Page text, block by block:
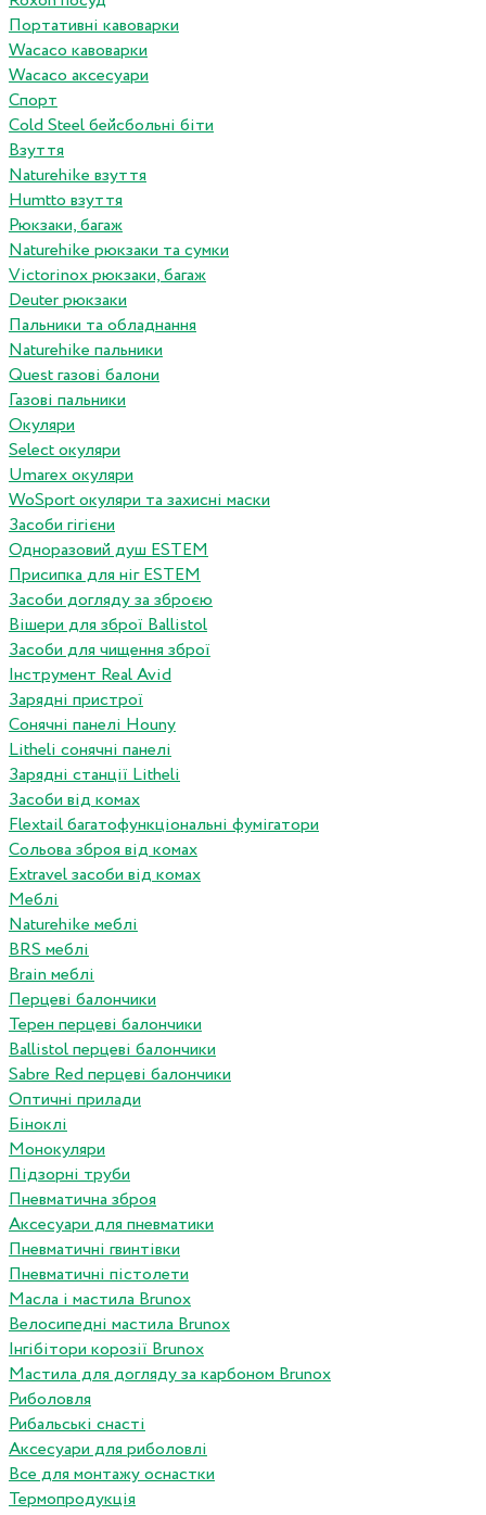
Портативні кавоварки
Wacaco кавоварки
Wacaco аксесуари
Спорт
Cold Steel бейсбольні біти
Взуття
Naturehike взуття
Humtto взуття
Рюкзаки, багаж
Naturehike рюкзаки та сумки
Victorinox рюкзаки, багаж
Deuter рюкзаки
Пальники та обладнання
Naturehike пальники
Quest газові балони
Газові пальники
Окуляри
Select окуляри
Umarex окуляри
WoSport окуляри та захисні маски
Засоби гігієни
Одноразовий душ ESTEM
Присипка для ніг ESTEM
Засоби догляду за зброєю
Вішери для зброї Ballistol
Засоби для чищення зброї
Інструмент Real Avid
Зарядні пристрої
Сонячні панелі Houny
Litheli сонячні панелі
Зарядні станції Litheli
Засоби від комах
Flextail багатофункціональні фумігатори
Сольова зброя від комах
Extravel засоби від комах
Меблі
Naturehike меблі
BRS меблі
Brain меблі
Перцеві балончики
Терен перцеві балончики
Ballistol перцеві балончики
Sabre Red перцеві балончики
Оптичні прилади
Біноклі
Монокуляри
Підзорні труби
Пневматична зброя
Аксесуари для пневматики
Пневматичні гвинтівки
Пневматичні пістолети
Масла і мастила Brunox
Велосипедні мастила Brunox
Інгібітори корозії Brunox
Мастила для догляду за карбоном Brunox
Риболовля
Рибальські снасті
Аксесуари для риболовлі
Все для монтажу оснастки
Термопродукція